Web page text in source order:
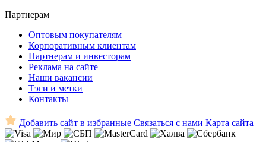
Партнерам
Оптовым покупателям
Корпоративным клиентам
Партнерам и инвесторам
Реклама на сайте
Наши вакансии
Тэги и метки
Контакты
Добавить сайт в избранные Связаться с нами Карта сайта